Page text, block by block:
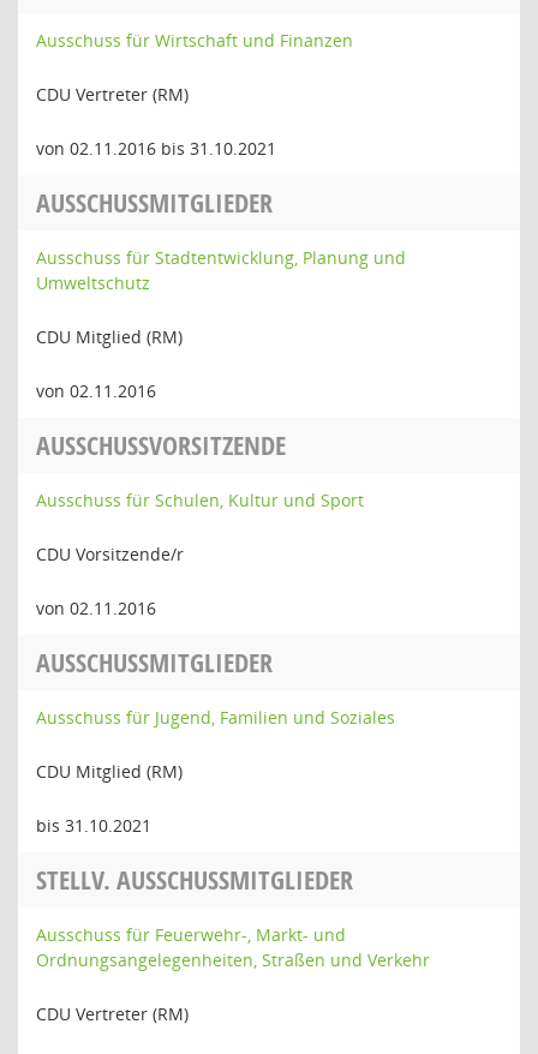
Ausschuss für Wirtschaft und Finanzen
CDU Vertreter (RM)
von 02.11.2016 bis 31.10.2021
AUSSCHUSSMITGLIEDER
Ausschuss für Stadtentwicklung, Planung und
Umweltschutz
CDU Mitglied (RM)
von 02.11.2016
AUSSCHUSSVORSITZENDE
Ausschuss für Schulen, Kultur und Sport
CDU Vorsitzende/r
von 02.11.2016
AUSSCHUSSMITGLIEDER
Ausschuss für Jugend, Familien und Soziales
CDU Mitglied (RM)
bis 31.10.2021
STELLV. AUSSCHUSSMITGLIEDER
Ausschuss für Feuerwehr-, Markt- und
Ordnungsangelegenheiten, Straßen und Verkehr
CDU Vertreter (RM)